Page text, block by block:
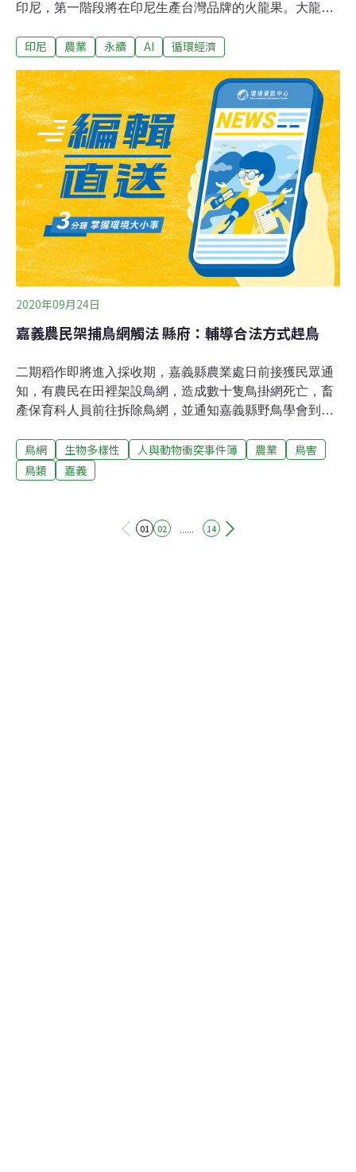
印尼，第一階段將在印尼生產台灣品牌的火龍果。大龍王
家合資公司，大龍王農產總經理郭俊男今天（26日）表
場的整場技術輸出印尼。火龍果的主要生產季節在夏天，
常造成供過於求，屏東縣政府為解決火龍果產銷問題，在
工業局及清華大學電機資訊學院等團隊協助下，推動在地
農場「應用AI 協助火龍果冬季產果技術之擴散推廣」。郭
俊男表示，這項智慧農業科技的南進，是台灣首個智慧農
業的南向，所生產的火龍果品牌仍是台灣品牌，除了供應
印尼本地的內銷外，大龍王既有的大陸、日本、美國及中
東也將是消費主力，火龍果為第一階段示範場域，逐漸的
可將台灣優異的農作物在印尼做快速複製擴大。
印尼 農業 永續 AI 循環經濟
2020年09月24日
嘉義農民架捕鳥網觸法 縣府：輔導合法方式趕鳥
二期稻作即將進入採收期，嘉義縣農業處日前接獲民眾通
知，有農民在田裡架設鳥網，造成數十隻鳥掛網死亡，畜
產保育科人員前往拆除鳥網，並通知嘉義縣野鳥學會到場
他現場瞭解中網死亡共有19隻鳥類與一隻東亞家蝠，鳥種
包括白頭翁、翠鳥、家燕、洋燕、斑文鳥、灰頭椋鳥與麻
拆除並銷毀網具，農民也可能被處以新台幣6萬元以上30
鳥網 生物多樣性 人與動物衝突事件簿 農業
鳥害
鳥類
嘉義
01 02 ...... 14